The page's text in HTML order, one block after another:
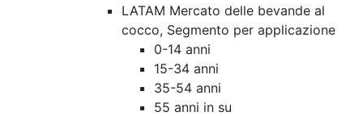
LATAM Mercato delle bevande al
cocco, Segmento per applicazione
0-14 anni
15-34 anni
35-54 anni
55 anni in su